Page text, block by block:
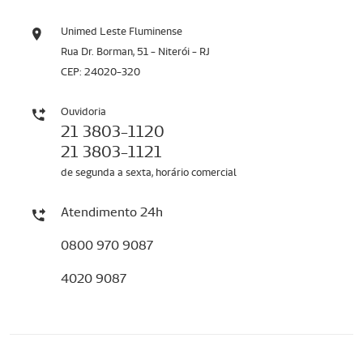
Unimed Leste Fluminense
Rua Dr. Borman, 51 - Niterói - RJ
CEP: 24020-320
Ouvidoria
21 3803-1120
21 3803-1121
de segunda a sexta, horário comercial
Atendimento 24h
0800 970 9087
4020 9087